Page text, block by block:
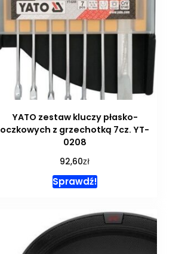
YATO zestaw kluczy płasko-
oczkowych z grzechotką 7cz. YT-
0208
92,60zł
Sprawdź!